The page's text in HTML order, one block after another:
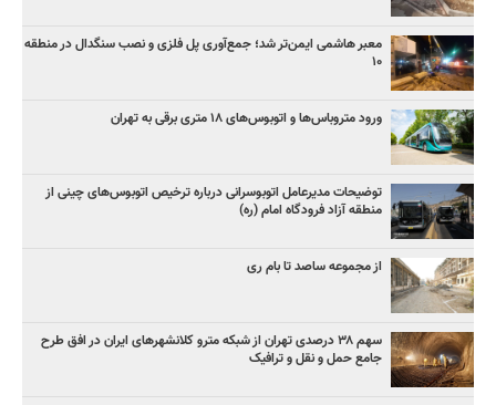
معبر هاشمی ایمن‌تر شد؛ جمع‌آوری پل فلزی و نصب سنگدال در منطقه
۱۰
ورود متروباس‌ها و اتوبوس‌های ۱۸ متری برقی به تهران
توضیحات مدیرعامل اتوبوسرانی درباره ترخیص اتوبوس‌های چینی از
منطقه آزاد فرودگاه امام (ره)
از مجموعه ساصد تا بام ری
سهم ۳۸ درصدی تهران از شبکه مترو کلانشهرهای ایران در افق طرح
جامع حمل و نقل و ترافیک